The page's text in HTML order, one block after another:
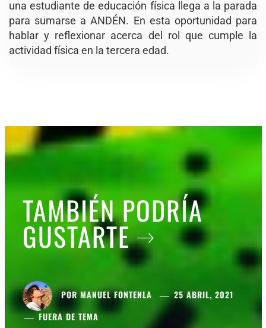
una estudiante de educación física llega a la parada
para sumarse a ANDÉN. En esta oportunidad para
hablar y reflexionar acerca del rol que cumple la
actividad física en la tercera edad.
TAMBIÉN PODRÍA
GUSTARTE
PORMANUEL FONTENLA
25 ABRIL, 2021
FUERA DE TEMA